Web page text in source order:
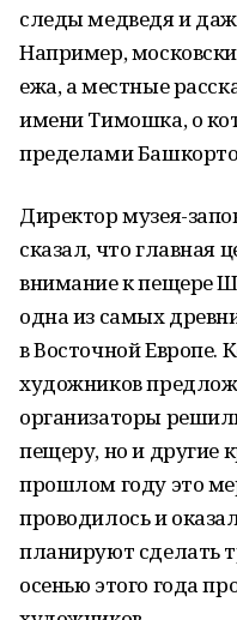
следы медведя и
Например,
ежа, а местные
имени Тимошка, о
пределами
Директор музея-
сказал, что главная
внимание к пещере
одна из самых
в Восточной Европе.
художников
организаторы
пещеру, но и другие
прошлом году это
проводилось и
планируют сделать
осенью этого года